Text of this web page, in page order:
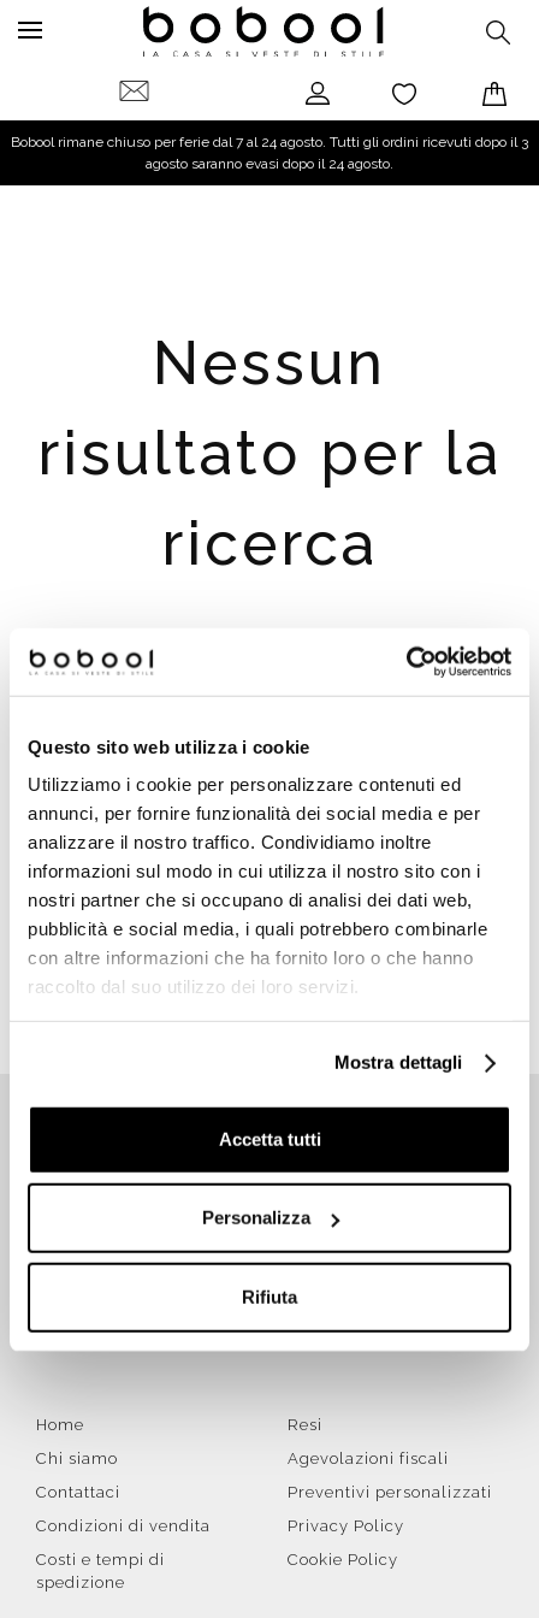
Questo sito web utilizza i cookie
Utilizziamo i cookie per personalizzare contenuti ed
annunci, per fornire funzionalità dei social media e per
analizzare il nostro traffico. Condividiamo inoltre
informazioni sul modo in cui utilizza il nostro sito con i
nostri partner che si occupano di analisi dei dati web,
pubblicità e social media, i quali potrebbero combinarle
con altre informazioni che ha fornito loro o che hanno
raccolto dal suo utilizzo dei loro servizi.
Mostra dettagli
Accetta tutti
Personalizza
Rifiuta
Bobool rimane chiuso per ferie dal 7 al 24 agosto. Tutti gli ordini ricevuti dopo il 3
agosto saranno evasi dopo il 24 agosto.
Nessun
risultato per la
ricerca
Suggerimenti per la ricerca:
Prova a cercare un termine simile o ad usare meno
termini
Prova a cercare un termine più generico, potrai
utilizzare i filtri per migliorare i risultati della ricerca
filtri che compariranno a sinistra
TORNA ALLA HOMEPAGE
ISCRIVITI SUBITO ALLA NEWSLETTER
Iscriviti
, accetto di ricevere la newsletter ai
Home
Chi siamo
Contattaci
Condizioni di vendita
Costi e tempi di
spedizione
Resi
Agevolazioni fiscali
Preventivi personalizzati
Privacy Policy
Cookie Policy